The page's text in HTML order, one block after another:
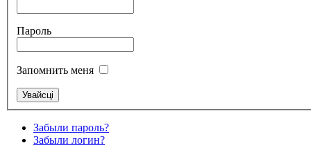
Пароль
Запомнить меня
Забыли пароль?
Забыли логин?